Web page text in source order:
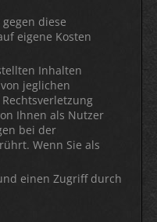
diese
eigene Kosten
Inhalten
jeglichen
Ihnen als Nutzer
bei der
Wenn Sie als
einen Zugriff durch